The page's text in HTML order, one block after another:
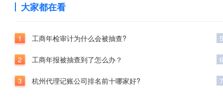
大家都在看
1 工商年检审计为什么会被抽查?
2 工商年报被抽查到了怎么办？
3 杭州代理记账公司排名前十哪家好?
5
6
7